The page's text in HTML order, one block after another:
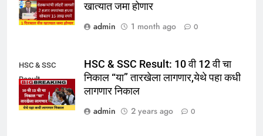
खात्यात जमा होणार
admin
1 month ago 0
HSC & SSC
Result
HSC & SSC Result: 10 वी 12 वी चा
निकाल “या” तारखेला लागणार,येथे पहा कधी
लागणार निकाल
admin
2 years ago 0